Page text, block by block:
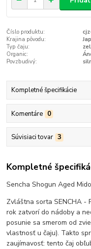
Číslo produktu:
Krajina pôvodu:
Typ čaju:
Organic:
Povzbudivý:
Kompletné špecifikácie
Komentáre 0
Súvisiaci tovar 3
Kompletné
Sencha Shogun Aged
Zvláštna sorta SENCHA -
rok zatvorí do nádoby a
posunie sa smerom od
vlastnosť u čaju). Takto
zaujímavosť: tento čaj